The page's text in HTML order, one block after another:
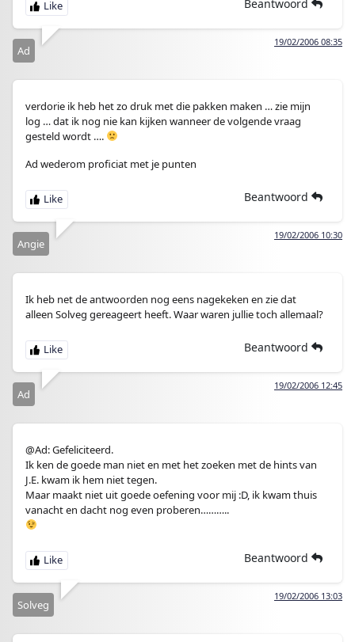
Beantwoord
19/02/2006 08:35
Ad
verdorie ik heb het zo druk met die pakken maken … zie mijn
log … dat ik nog nie kan kijken wanneer de volgende vraag
gesteld wordt ….
Ad wederom proficiat met je punten
Beantwoord
19/02/2006 10:30
Angie
Ik heb net de antwoorden nog eens nagekeken en zie dat
alleen Solveg gereageert heeft. Waar waren jullie toch allemaal?
Beantwoord
19/02/2006 12:45
Ad
@Ad: Gefeliciteerd.
Ik ken de goede man niet en met het zoeken met de hints van
J.E. kwam ik hem niet tegen.
Maar maakt niet uit goede oefening voor mij :D, ik kwam thuis
vanacht en dacht nog even proberen………..
Beantwoord
19/02/2006 13:03
Solveg